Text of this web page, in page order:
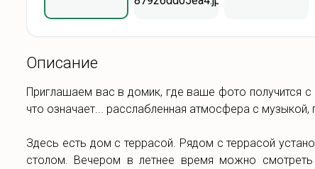
Описание
Приглашаем вас в домик, где ваше фото получится с
что означает... расслабленная атмосфера с музыкой,
Здесь есть дом с террасой. Рядом с террасой
столом. Вечером в летнее время можно